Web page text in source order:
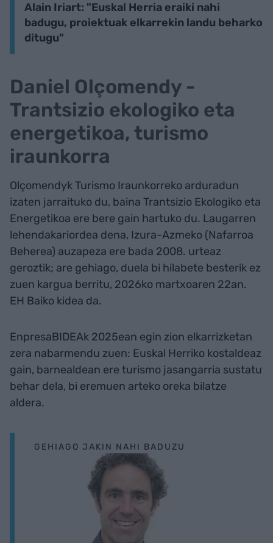
Alain Iriart: "Euskal Herria eraiki nahi
badugu, proiektuak elkarrekin landu beharko
ditugu"
Daniel Olçomendy -
Trantsizio ekologiko eta
energetikoa, turismo
iraunkorra
Olçomendyk Turismo Iraunkorreko arduradun
izaten jarraituko du, baina Trantsizio Ekologiko eta
Energetikoa ere bere gain hartuko du. Laugarren
lehendakariordea dena, Izura-Azmeko (Nafarroa
Beherea) auzapeza ere bada 2008. urteaz
geroztik; are gehiago, duela bi hilabete besterik ez
zuen kargua berritu, 2026ko martxoaren 22an.
EH Baiko kidea da.
EnpresaBIDEAk 2025ean egin zion elkarrizketan
zera nabarmendu zuen: Euskal Herriko kostaldeaz
gain, barnealdean ere turismo jasangarria sustatu
behar dela, bi eremuen arteko oreka bilatze
aldera.
GEHIAGO JAKIN NAHI BADUZU